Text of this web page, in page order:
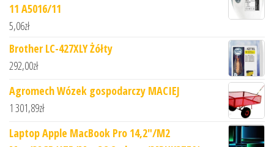
11 A5016/11
5,06zł
Brother LC-427XLY Żółty
292,00zł
Agromech Wózek gospodarczy MACIEJ
1 301,89zł
Laptop Apple MacBook Pro 14,2"/M2